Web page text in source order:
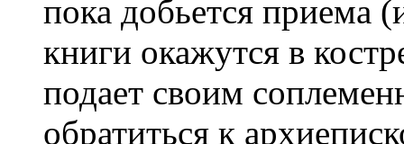
пока добьется приема
книги окажутся в
подает своим
обратиться к